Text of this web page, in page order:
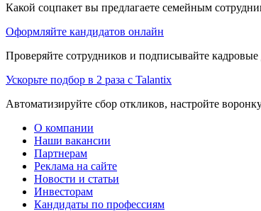
Какой соцпакет вы предлагаете семейным
Оформляйте кандидатов онлайн
Проверяйте сотрудников и подписывайте
Ускорьте подбор в 2 раза с Talantix
Автоматизируйте сбор откликов, настройте
О компании
Наши вакансии
Партнерам
Реклама на сайте
Новости и статьи
Инвесторам
Кандидаты по профессиям